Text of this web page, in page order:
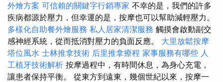
外燴方案 可信賴的關鍵字行銷專家 不幸的是，我們的許多
疾病都源於壓力，但幸運的是，按摩也可以幫助減輕壓力。
多樣化自助餐外燴服務 私人居家清潔服務 觸摸會啟動副交
感神經系統，從而抵消對壓力的負面反應。 大里放鬆按摩
塔位風水 士林推拿技術 后里推拿療程 家事服務有哪些 人
工植牙技術解析 按摩過程中，有時間休息，為身心充電，
讓患者保持平衡。 從東方到遠東，幾個世紀以來，按摩一